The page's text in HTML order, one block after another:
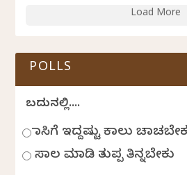
Load More
POLLS
ಬದುಕಿನಲ್ಲಿ....
ಹಾಸಿಗೆ ಇದ್ದಷ್ಟು ಕಾಲು
ಸಾಲ ಮಾಡಿ ತುಪ್ಪ ತಿನ್ನಬೇಕು